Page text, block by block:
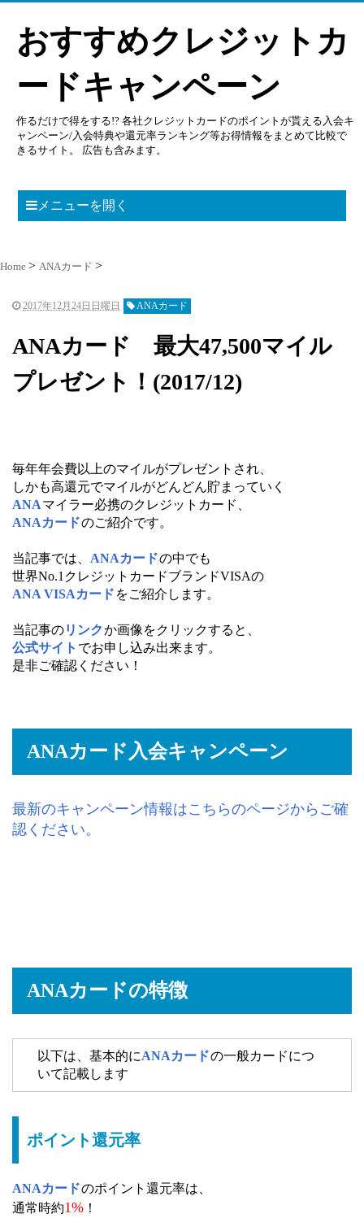
おすすめクレジットカ
ードキャンペーン
作るだけで得をする!? 各社クレジットカードのポイントが貰える入会キ
ャンペーン/入会特典や還元率ランキング等お得情報をまとめて比較で
きるサイト。 広告も含みます。
メニューを開く
Home ANAカード
2017年12月24日日曜日 ANAカード
ANAカード 最大47,500マイル
プレゼント！(2017/12)
毎年年会費以上のマイルがプレゼントされ、
しかも高還元でマイルがどんどん貯まっていく
ANAマイラー必携のクレジットカード、
ANAカードのご紹介です。
当記事では、 ANAカードの中でも
世界No.1クレジットカードブランドVISAの
ANA VISAカード をご紹介します。
当記事のリンクか画像をクリックすると、
公式サイト でお申し込み出来ます。
是非ご確認ください！
ANAカード入会キャンペーン
最新のキャンペーン情報はこちらのページからご確
認ください。
ANAカードの特徴
以下は、基本的にANAカードの一般カードにつ
いて記載します
ポイント還元率
ANAカードのポイント還元率は、
通常時約1% ！